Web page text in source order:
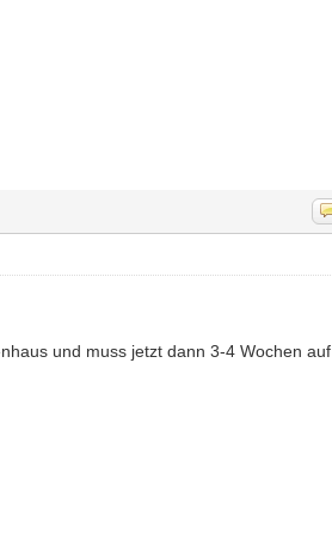
und muss jetzt dann 3-4 Wochen auf